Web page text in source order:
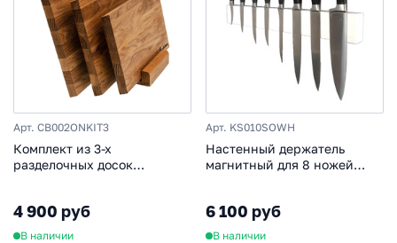
Арт. CB002ONKIT3
Комплект из 3-х
разделочных досок
4 900 руб
В наличии
Арт. KS010SOWH
Настенный держатель
магнитный для 8 ножей
6 100 руб
В наличии